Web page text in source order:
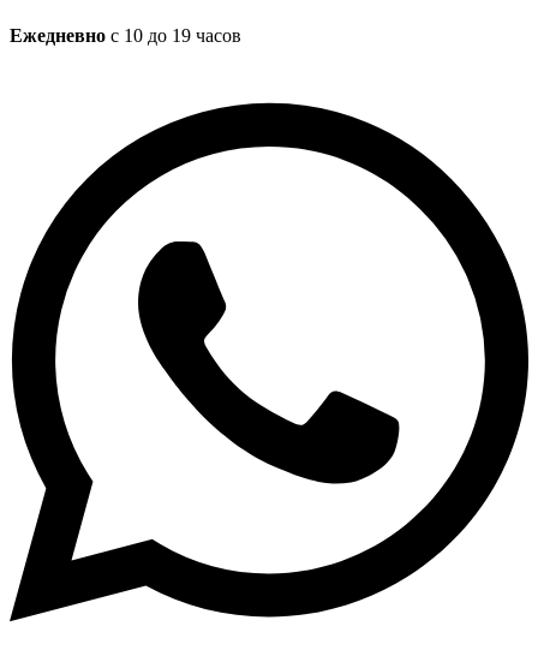
Ежедневно с 10 до 19 часов